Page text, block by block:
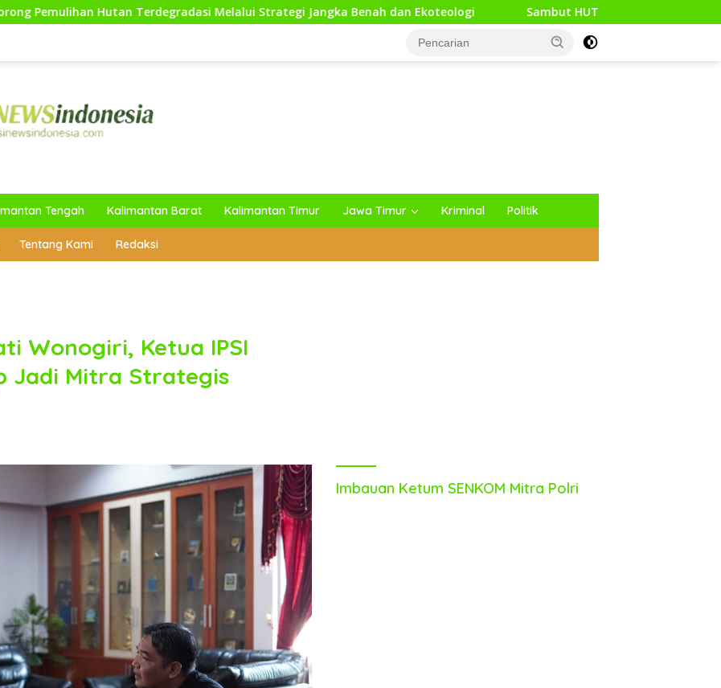
Terdegradasi Melalui Strategi Jangka Benah dan Ekoteologi Sambut HUT Kodam XXI/Raden Intan, Kodim 0427/
Tengah Kalimantan Barat Kalimantan Timur Jawa Timur Kriminal Politik
Tentang Kami Redaksi
Wonogiri, Ketua IPSI
Jadi Mitra Strategis
Imbauan Ketum SENKOM Mitra Polri